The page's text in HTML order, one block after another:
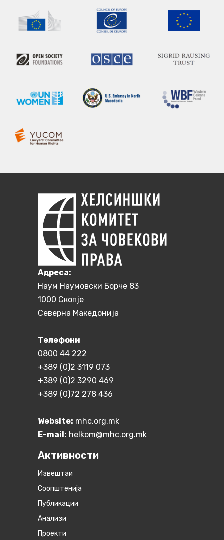
Aдреса:
Наум Наумовски Борче 83
1000 Скопје
Северна Македонија
Телефони
0800 44 222
+389 (0)2 3119 073
+389 (0)2 3290 469
+389 (0)72 278 436
Website: mhc.org.mk
E-mail: helkom@mhc.org.mk
Активности
Извештаи
Соопштенија
Публикации
Анализи
Проекти